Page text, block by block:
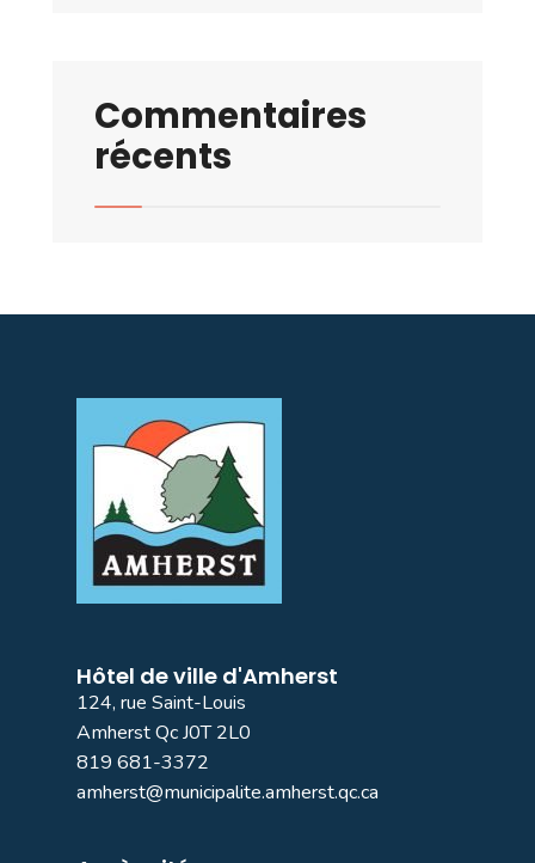
Commentaires
récents
Hôtel de ville d'Amherst
124, rue Saint-Louis
Amherst Qc J0T 2L0
819 681-3372
amherst@municipalite.amherst.qc.ca